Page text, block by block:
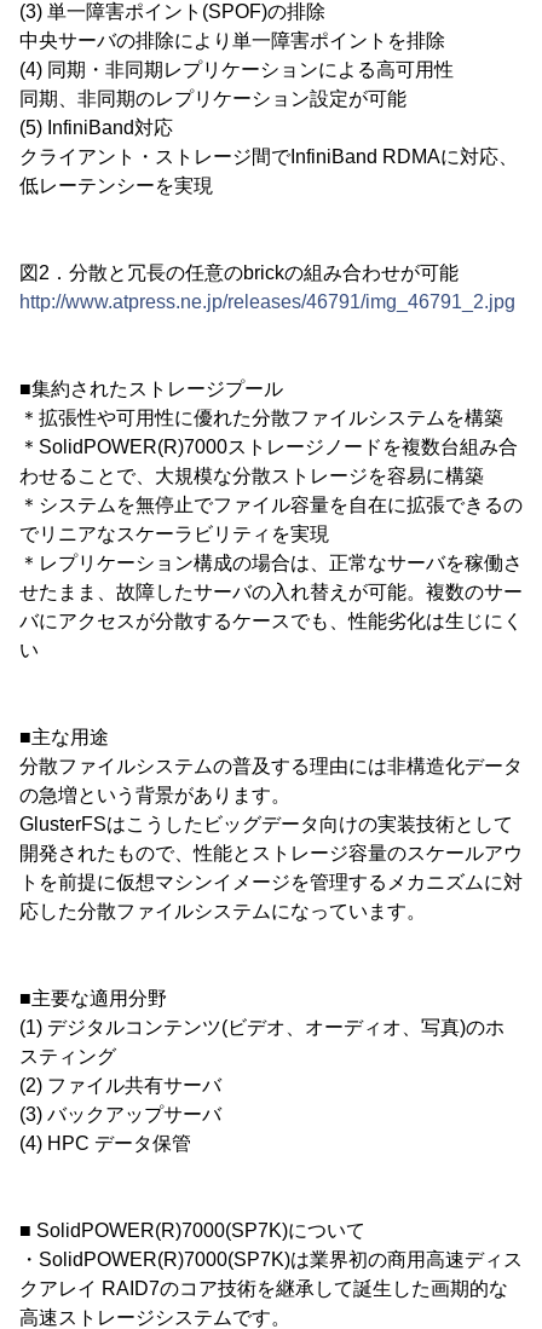
(3) 単一障害ポイント(SPOF)の排除
中央サーバの排除により単一障害ポイントを排除
(4) 同期・非同期レプリケーションによる高可用性
同期、非同期のレプリケーション設定が可能
(5) InfiniBand対応
クライアント・ストレージ間でInfiniBand RDMAに対応、
低レーテンシーを実現
図2．分散と冗長の任意のbrickの組み合わせが可能
http://www.atpress.ne.jp/releases/46791/img_46791_2.jpg
■集約されたストレージプール
＊拡張性や可用性に優れた分散ファイルシステムを構築
＊SolidPOWER(R)7000ストレージノードを複数台組み合
わせることで、大規模な分散ストレージを容易に構築
＊システムを無停止でファイル容量を自在に拡張できるの
でリニアなスケーラビリティを実現
＊レプリケーション構成の場合は、正常なサーバを稼働さ
せたまま、故障したサーバの入れ替えが可能。複数のサー
バにアクセスが分散するケースでも、性能劣化は生じにく
い
■主な用途
分散ファイルシステムの普及する理由には非構造化データ
の急増という背景があります。
GlusterFSはこうしたビッグデータ向けの実装技術として
開発されたもので、性能とストレージ容量のスケールアウ
トを前提に仮想マシンイメージを管理するメカニズムに対
応した分散ファイルシステムになっています。
■主要な適用分野
(1) デジタルコンテンツ(ビデオ、オーディオ、写真)のホ
スティング
(2) ファイル共有サーバ
(3) バックアップサーバ
(4) HPC データ保管
■ SolidPOWER(R)7000(SP7K)について
・SolidPOWER(R)7000(SP7K)は業界初の商用高速ディス
クアレイ RAID7のコア技術を継承して誕生した画期的な
高速ストレージシステムです。